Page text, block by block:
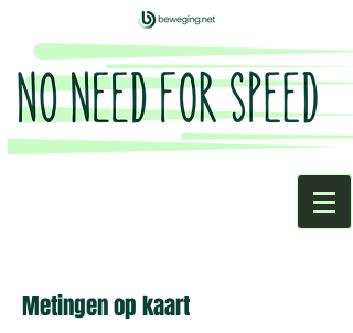
Metingen op kaart